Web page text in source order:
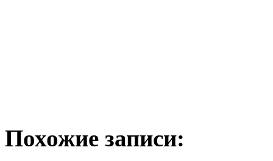
Похожие записи: